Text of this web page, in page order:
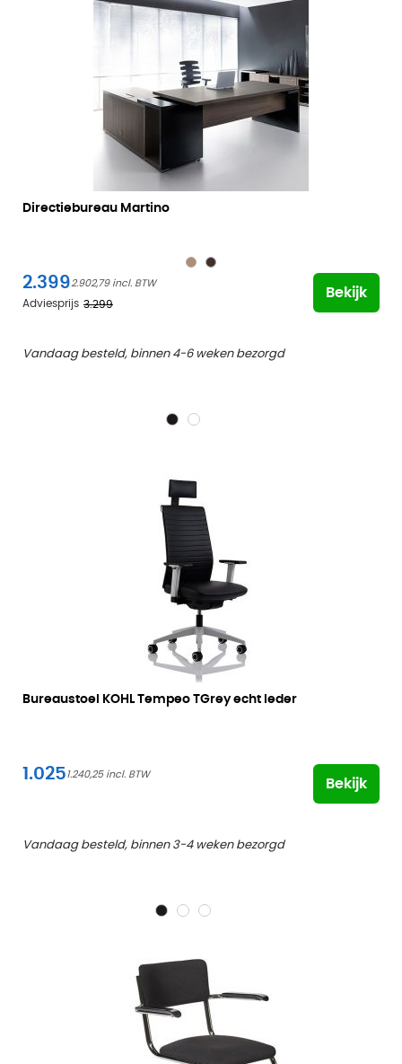
Directiebureau Martino
2.3992.902,79
Adviesprijs 3.299
Bekijk
Vandaag besteld, binnen 4-6 weken bezorgd
Bureaustoel KOHL Tempeo TGrey echt leder
1.0251.240,25
Bekijk
Vandaag besteld, binnen 3-4 weken bezorgd